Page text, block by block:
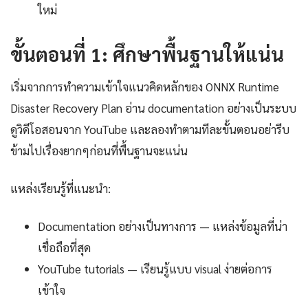
ใหม่
ขั้นตอนที่ 1: ศึกษาพื้นฐานให้แน่น
เริ่มจากการทำความเข้าใจแนวคิดหลักของ ONNX Runtime
Disaster Recovery Plan อ่าน documentation อย่างเป็นระบบ
ดูวิดีโอสอนจาก YouTube และลองทำตามทีละขั้นตอนอย่ารีบ
ข้ามไปเรื่องยากๆก่อนที่พื้นฐานจะแน่น
แหล่งเรียนรู้ที่แนะนำ:
Documentation อย่างเป็นทางการ — แหล่งข้อมูลที่น่า
เชื่อถือที่สุด
YouTube tutorials — เรียนรู้แบบ visual ง่ายต่อการ
เข้าใจ